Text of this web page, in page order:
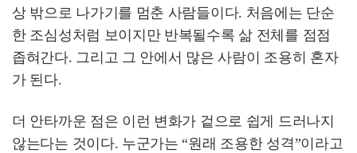
상 밖으로 나가기를 멈춘 사람들이다. 처음에는 단순
한 조심성처럼 보이지만 반복될수록 삶 전체를 점점
좁혀간다. 그리고 그 안에서 많은 사람이 조용히 혼자
가 된다.
더 안타까운 점은 이런 변화가 겉으로 쉽게 드러나지
않는다는 것이다. 누군가는 “원래 조용한 성격”이라고